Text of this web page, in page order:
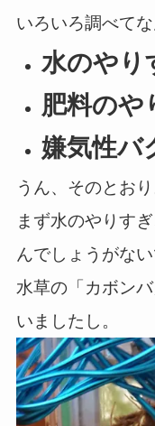
いろいろ調べて
水のやり
肥料のや
嫌気性バ
うん、そのとおり
まず水のやりす
んでしょうがない
水草の「カボン
いましたし。